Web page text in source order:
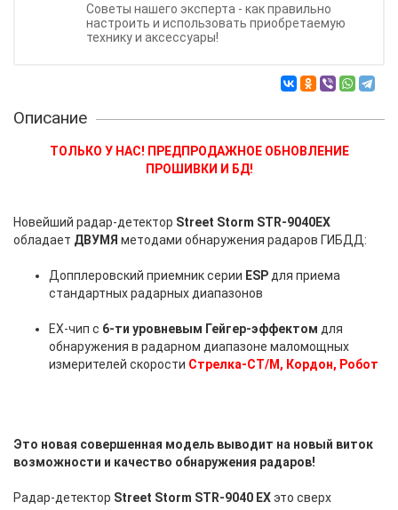
Советы нашего эксперта - как правильно
настроить и использовать приобретаемую
технику и аксессуары!
Описание
ТОЛЬКО У НАС! ПРЕДПРОДАЖНОЕ ОБНОВЛЕНИЕ
ПРОШИВКИ И БД!
Новейший радар-детектор Street Storm STR-9040EX
обладает ДВУМЯ методами обнаружения радаров ГИБДД:
Допплеровский приемник серии ESP для приема
стандартных радарных диапазонов
EX-чип с 6-ти уровневым Гейгер-эффектом для
обнаружения в радарном диапазоне маломощных
измерителей скорости Стрелка-СТ/М, Кордон, Робот
Это новая совершенная модель выводит на новый виток
возможности и качество обнаружения радаров!
Радар-детектор Street Storm STR-9040 EXэто сверх